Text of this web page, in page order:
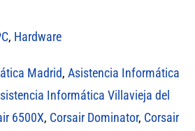
, Hardware
Madrid, Asistencia Informática
Informática Villavieja del
6500X, Corsair Dominator, Corsair